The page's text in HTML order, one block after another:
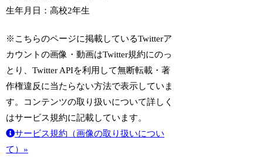
生年月日：高校2年生
※こちらのページに掲載しているTwitterア
カウントの画像・動画はTwitter規約にのっ
とり、Twitter APIを利用して無断転載・著
作権違反に当たらない方法で表示していま
す。コンテンツの取り扱いについて詳しく
はサービス規約に記載しています。
サービス規約（画像の取り扱いについ
て）»